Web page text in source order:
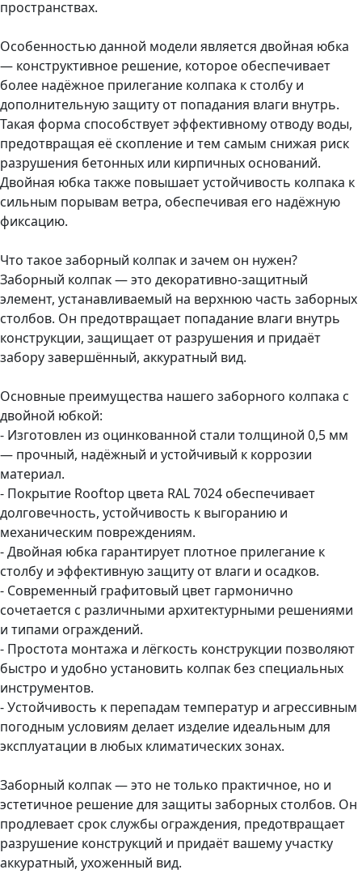
пространствах.
Особенностью данной модели является двойная юбка
— конструктивное решение, которое обеспечивает
более надёжное прилегание колпака к столбу и
дополнительную защиту от попадания влаги внутрь.
Такая форма способствует эффективному отводу воды,
предотвращая её скопление и тем самым снижая риск
разрушения бетонных или кирпичных оснований.
Двойная юбка также повышает устойчивость колпака к
сильным порывам ветра, обеспечивая его надёжную
фиксацию.
Что такое заборный колпак и зачем он нужен?
Заборный колпак — это декоративно-защитный
элемент, устанавливаемый на верхнюю часть заборных
столбов. Он предотвращает попадание влаги внутрь
конструкции, защищает от разрушения и придаёт
забору завершённый, аккуратный вид.
Основные преимущества нашего заборного колпака с
двойной юбкой:
- Изготовлен из оцинкованной стали толщиной 0,5 мм
— прочный, надёжный и устойчивый к коррозии
материал.
- Покрытие Rooftop цвета RAL 7024 обеспечивает
долговечность, устойчивость к выгоранию и
механическим повреждениям.
- Двойная юбка гарантирует плотное прилегание к
столбу и эффективную защиту от влаги и осадков.
- Современный графитовый цвет гармонично
сочетается с различными архитектурными решениями
и типами ограждений.
- Простота монтажа и лёгкость конструкции позволяют
быстро и удобно установить колпак без специальных
инструментов.
- Устойчивость к перепадам температур и агрессивным
погодным условиям делает изделие идеальным для
эксплуатации в любых климатических зонах.
Заборный колпак — это не только практичное, но и
эстетичное решение для защиты заборных столбов. Он
продлевает срок службы ограждения, предотвращает
разрушение конструкций и придаёт вашему участку
аккуратный, ухоженный вид.